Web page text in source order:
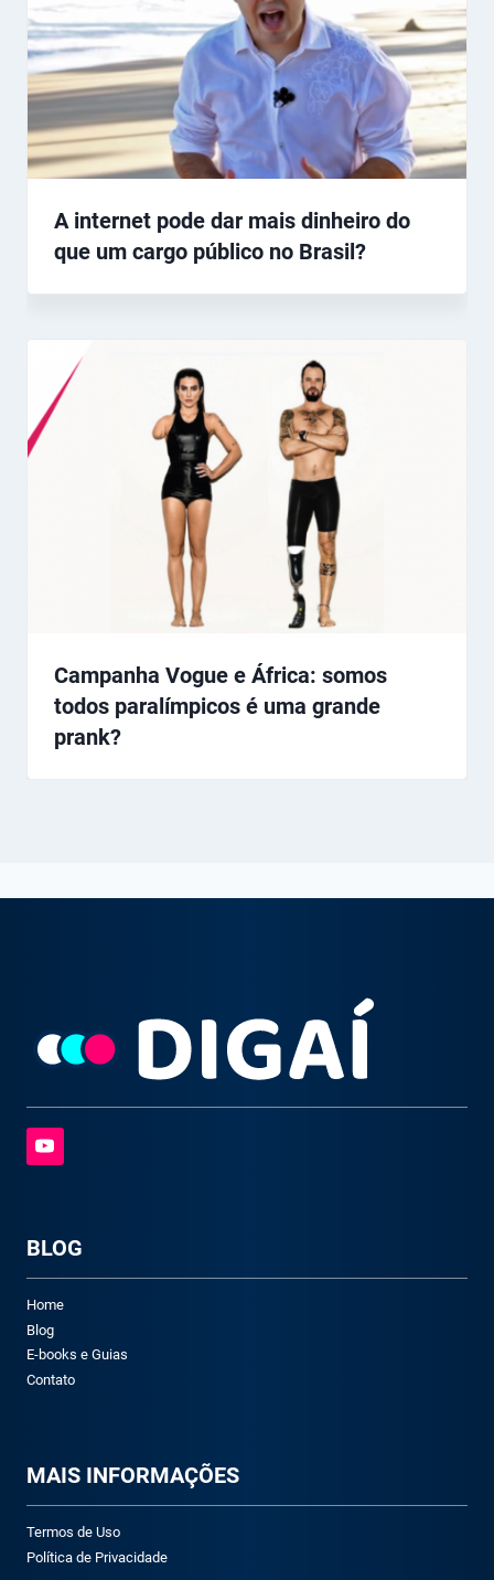
A internet pode dar mais dinheiro do
que um cargo público no Brasil?
Campanha Vogue e África: somos
todos paralímpicos é uma grande
prank?
BLOG
Home
Blog
E-books e Guias
Contato
MAIS INFORMAÇÕES
Termos de Uso
Política de Privacidade